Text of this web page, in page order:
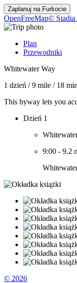
Zaplanuj na Furkocie
OpenFreeMap© Stadia
Plan
Przewodniki
Whitewater Way
1 dzień /9 mile / 18
This byway lets you
Dzień 1
9:00 - 9.2
© 2026